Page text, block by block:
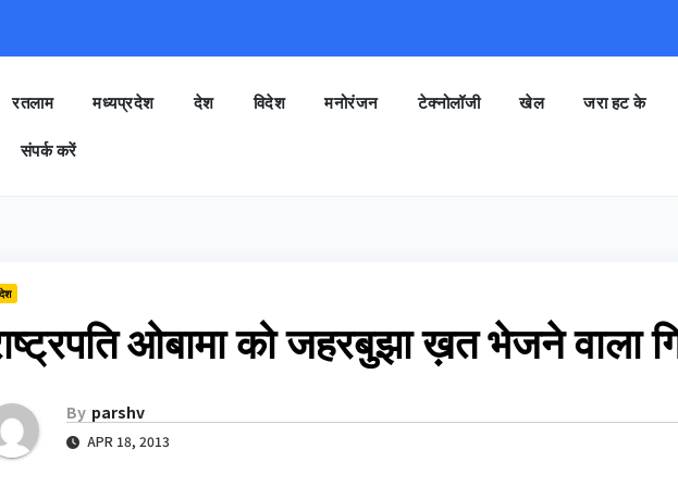
रतलाम मध्यप्रदेश देश विदेश मनोरंजन टेक्नोलॉजी खेल जरा हट के
संपर्क करें
ओबामा को जहरबुझा ख़त भेजने वाला
By parshv
APR 18, 2013